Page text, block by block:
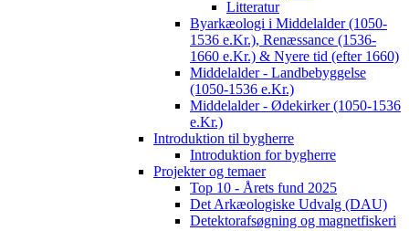
Litteratur
Byarkæologi i Middelalder (1050-
1536 e.Kr.), Renæssance (1536-
1660 e.Kr.) & Nyere tid (efter 1660)
Middelalder - Landbebyggelse
(1050-1536 e.Kr.)
Middelalder - Ødekirker (1050-1536
e.Kr.)
Introduktion til bygherre
Introduktion for bygherre
Projekter og temaer
Top 10 - Årets fund 2025
Det Arkæologiske Udvalg (DAU)
Detektorafsøgning og magnetfiskeri